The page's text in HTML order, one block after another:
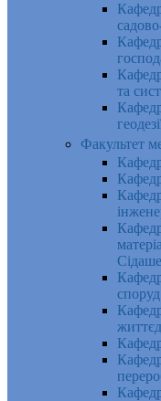
та
Факультет